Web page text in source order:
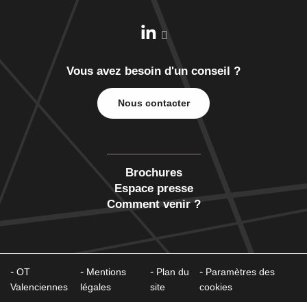
Vous avez besoin d'un conseil ?
Nous contacter
Brochures
Espace presse
Comment venir ?
OT
Valenciennes
Mentions
légales
Plan du
site
Paramètres des
cookies